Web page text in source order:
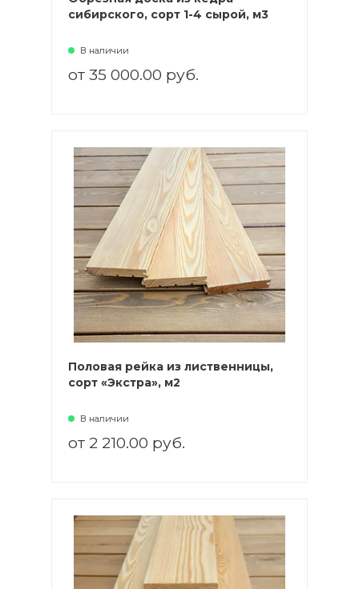
сибирского, сорт 1-4 сырой, м3
В наличии
от 35 000.00 руб.
Половая рейка из лиственницы,
сорт «Экстра», м2
В наличии
от 2 210.00 руб.